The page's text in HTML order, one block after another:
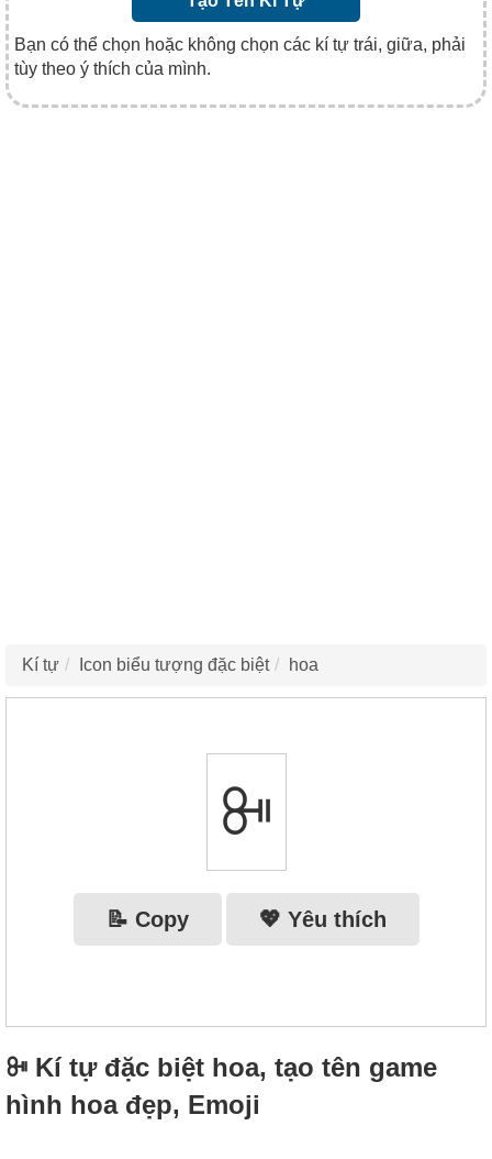
Bạn có thể chọn hoặc không chọn các kí tự trái, giữa, phải
tùy theo ý thích của mình.
Kí tự Icon biểu tượng đặc biệt hoa
ꔻ
📝 Copy 💖 Yêu thích
ꔻ Kí tự đặc biệt hoa, tạo tên game
hình hoa đẹp, Emoji